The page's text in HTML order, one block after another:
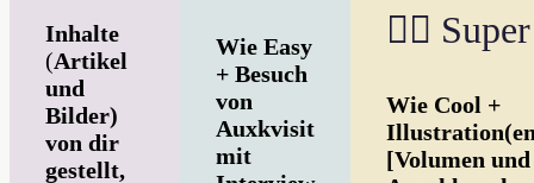
Inhalte
(Artikel
und
Bilder)
von dir
gestellt,
Wie Easy
+ Besuch
von
Auxkvisit
mit
🐦‍🔥 Super
Wie Cool +
[Volumen und